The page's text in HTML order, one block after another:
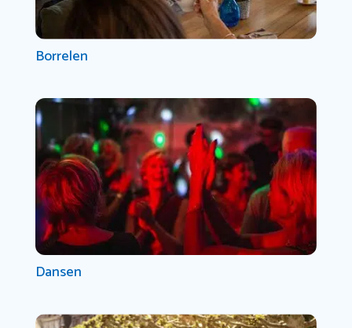
Borrelen
Dansen